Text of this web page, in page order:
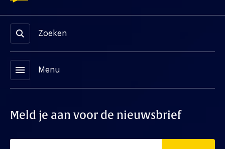
Zoeken
menu Menu
Meld je aan voor de nieuwsbrief